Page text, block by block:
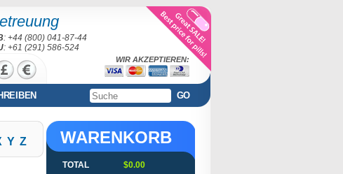
: +44 (800) 041-87-44
: +61 (291) 586-524
WIR AKZEPTIEREN:
GO
Y Z WARENKORB
TOTAL $0.00